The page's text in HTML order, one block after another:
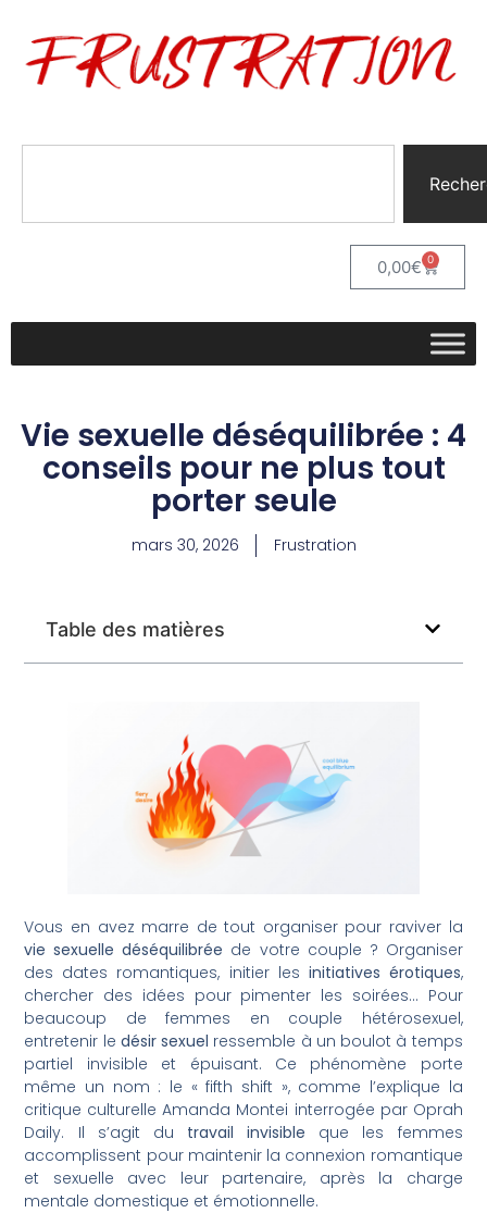
0,00€ 0
Vie sexuelle déséquilibrée : 4
conseils pour ne plus tout
porter seule
mars 30, 2026 Frustration
Table des matières
Vous en avez marre de tout organiser pour raviver la
vie sexuelle déséquilibrée de votre couple ? Organiser
des dates romantiques, initier les initiatives érotiques,
chercher des idées pour pimenter les soirées… Pour
beaucoup de femmes en couple hétérosexuel,
entretenir le désir sexuel ressemble à un boulot à temps
partiel invisible et épuisant. Ce phénomène porte
même un nom : le « fifth shift », comme l’explique la
critique culturelle Amanda Montei interrogée par Oprah
Daily. Il s’agit du travail invisible que les femmes
accomplissent pour maintenir la connexion romantique
et sexuelle avec leur partenaire, après la charge
mentale domestique et émotionnelle.